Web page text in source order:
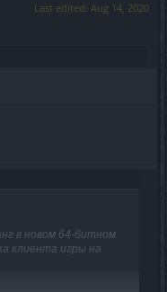
Last edited: Aug 14, 2020
в новом 64-битном
клиента игры на